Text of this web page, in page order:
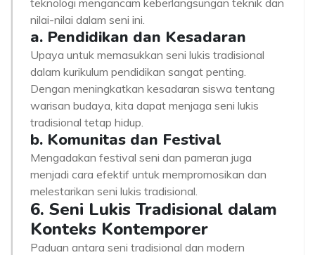
teknologi mengancam keberlangsungan teknik dan
nilai-nilai dalam seni ini.
a. Pendidikan dan Kesadaran
Upaya untuk memasukkan seni lukis tradisional
dalam kurikulum pendidikan sangat penting.
Dengan meningkatkan kesadaran siswa tentang
warisan budaya, kita dapat menjaga seni lukis
tradisional tetap hidup.
b. Komunitas dan Festival
Mengadakan festival seni dan pameran juga
menjadi cara efektif untuk mempromosikan dan
melestarikan seni lukis tradisional.
6. Seni Lukis Tradisional dalam
Konteks Kontemporer
Paduan antara seni tradisional dan modern